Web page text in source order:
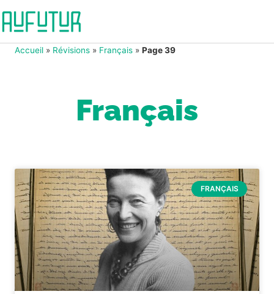
Accueil » Révisions » Français » Page 39
Français
FRANÇAIS